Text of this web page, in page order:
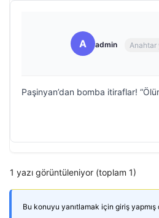
A admin
Paşinyan’dan bomba itiraflar!
1 yazı görüntüleniyor (toplam 1)
Bu konuyu yanıtlamak için giriş yapmış